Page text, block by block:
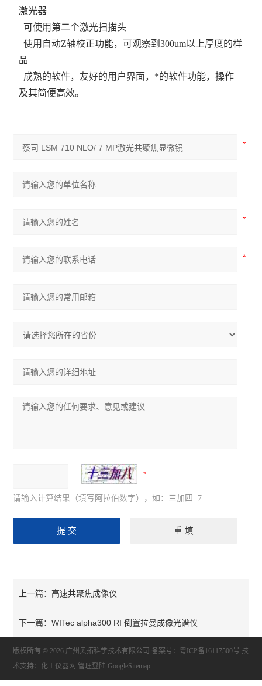
激光器
可使用第二个激光扫描头
使用自动Z轴校正功能，可观察到300um以上厚度的样
品
成熟的软件，友好的用户界面，*的软件功能，操作
及其简便高效。
请输入计算结果（填写阿拉伯数字），如：三加四=7
上一篇： 高速共聚焦成像仪
下一篇：WITec alpha300 RI 倒置拉曼成像光谱仪
版权所有 © 2026 广州贝拓科学技术有限公司 备案号：粤ICP备16117500号 技
术支持： 化工仪器网 管理登陆 GoogleSitemap